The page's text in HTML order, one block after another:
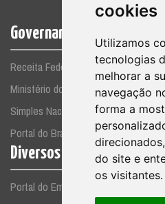
cookies
Utilizamos
tecnologias
melhorar a
navegação
forma a
do site e
os visitantes.
Governamentais
Receita Federal
Ministério do Trabalho
Simples Nacional
Portal do Brasil
Diversos
Portal do Empreendedor